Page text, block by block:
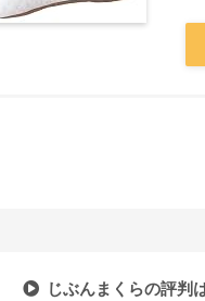
じぶんまくらの評判